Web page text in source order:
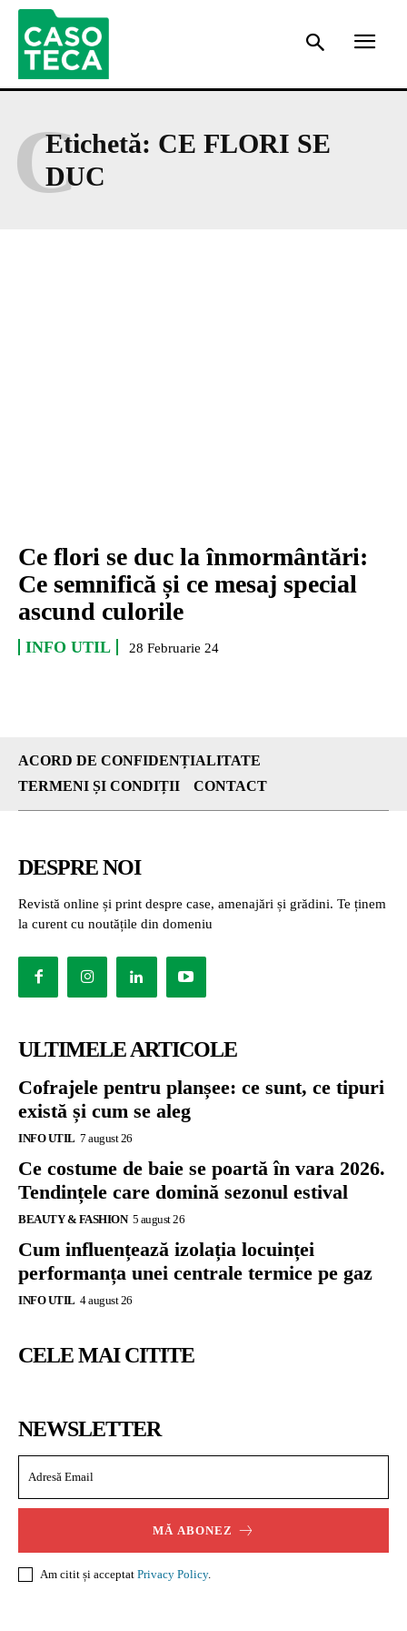
Etichetă: CE FLORI SE
DUC
C
Ce flori se duc la înmormântări:
Ce semnifică și ce mesaj special
ascund culorile
INFO UTIL 28 Februarie 24
ACORD DE CONFIDENȚIALITATE
TERMENI ȘI CONDIȚII
CONTACT
DESPRE NOI
Revistă online și print despre case, amenajări și grădini. Te ținem
la curent cu noutățile din domeniu
ULTIMELE ARTICOLE
Cofrajele pentru planșee: ce sunt, ce tipuri
există și cum se aleg
INFO UTIL 7 august 26
Ce costume de baie se poartă în vara 2026.
Tendințele care domină sezonul estival
BEAUTY & FASHION 5 august 26
Cum influențează izolația locuinței
performanța unei centrale termice pe gaz
INFO UTIL 4 august 26
CELE MAI CITITE
NEWSLETTER
MĂ ABONEZ
Am citit și acceptat Privacy Policy.